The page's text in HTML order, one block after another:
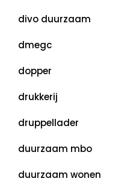
divo duurzaam
dmegc
dopper
drukkerij
druppellader
duurzaam mbo
duurzaam wonen